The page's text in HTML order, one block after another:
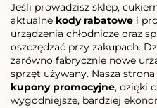
Jeśli prowadzisz sklep,
aktualne kody rabatowe i
urządzenia chłodnicze oraz
oszczędzać przy zakupach.
zarówno fabrycznie nowe
sprzęt używany. Nasza
kupony promocyjne, dzięki
wygodniejsze, bardziej